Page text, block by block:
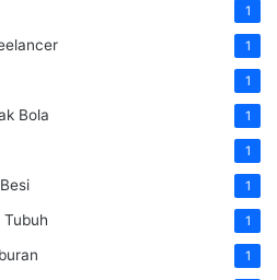
1
1
1
Bola 1
1
1
1
1